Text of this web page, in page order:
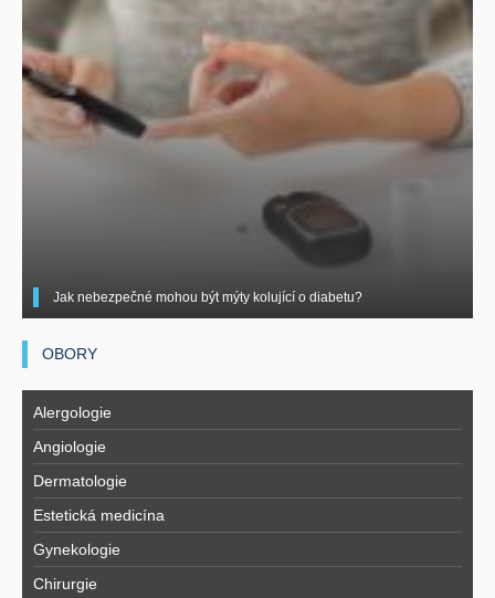
Jak nebezpečné mohou být mýty kolující o diabetu?
OBORY
Alergologie
Angiologie
Dermatologie
Estetická medicína
Gynekologie
Chirurgie